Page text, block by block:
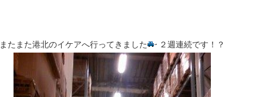
またまた港北のイケアへ行ってきました ２週連続です！？